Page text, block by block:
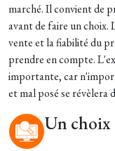
marché. Il convient de
avant de faire un choix.
vente et la fiabilité du
prendre en compte.
importante, car
et mal posé se révèlera
Un choix